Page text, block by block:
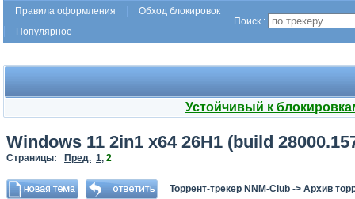
Правила оформления
Обход блокировок
Популярное
Поиск :
Устойчивый к
Windows 11 2in1 x64 26Н1 (build
Страницы: Пред. 1, 2
Торрент-трекер NNM-Club -> Архив